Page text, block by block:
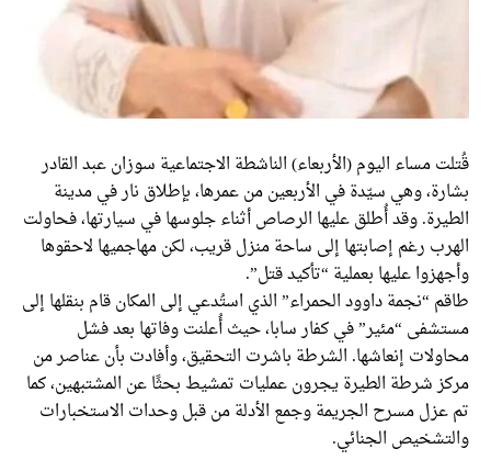
قُتلت مساء اليوم (الأربعاء) الناشطة الاجتماعية سوزان عبد القادر
بشارة، وهي سيّدة في الأربعين من عمرها، بإطلاق نار في مدينة
الطيرة. وقد أُطلق عليها الرصاص أثناء جلوسها في سيارتها، فحاولت
الهرب رغم إصابتها إلى ساحة منزل قريب، لكن مهاجميها لاحقوها
وأجهزوا عليها بعملية “تأكيد قتل”.
طاقم “نجمة داوود الحمراء” الذي استُدعي إلى المكان قام بنقلها إلى
مستشفى “مئير” في كفار سابا، حيث أُعلنت وفاتها بعد فشل
محاولات إنعاشها. الشرطة باشرت التحقيق، وأفادت بأن عناصر من
مركز شرطة الطيرة يجرون عمليات تمشيط بحثًا عن المشتبهين، كما
تم عزل مسرح الجريمة وجمع الأدلة من قبل وحدات الاستخبارات
والتشخيص الجنائي.